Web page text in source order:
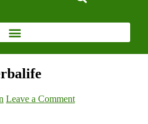
Leave a Comment